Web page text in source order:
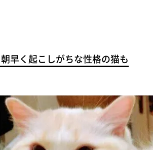
早く起こしがちな性格の猫も